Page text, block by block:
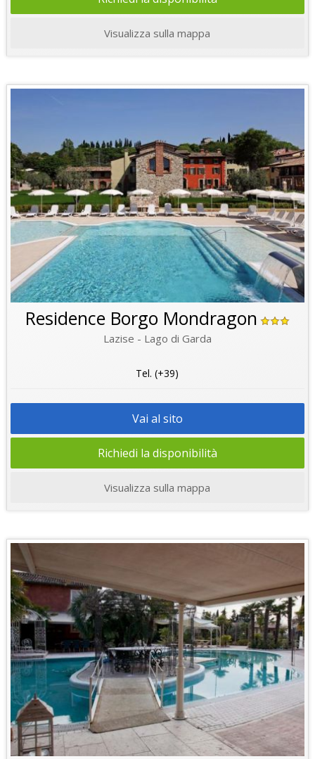
Visualizza sulla mappa
Residence Borgo Mondragon
Lazise - Lago di Garda
Tel. (+39)
Vai al sito
Richiedi la disponibilità
Visualizza sulla mappa